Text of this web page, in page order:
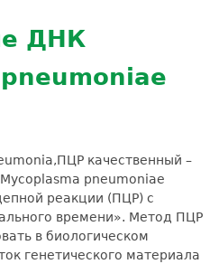
мер для
Экскурсия в
ДНК
качественный –
pneumoniae
реакции (ПЦР) с
времени». Метод ПЦР
в биологическом
генетического материала